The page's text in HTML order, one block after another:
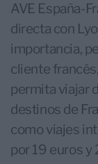
AVE España-
directa con
importancia,
cliente
permita viajar
destinos de
como viajes
por 19 euros y